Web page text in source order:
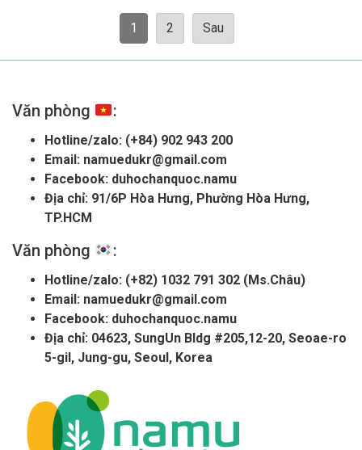
1 2 Sau
Văn phòng :
Hotline/zalo: (+84) 902 943 200
Email: namuedukr@gmail.com
Facebook: duhochanquoc.namu
Địa chỉ: 91/6P Hòa Hưng, Phường Hòa Hưng,
TP.HCM
Văn phòng :
Hotline/zalo: (+82) 1032 791 302 (Ms.Châu)
Email: namuedukr@gmail.com
Facebook: duhochanquoc.namu
Địa chỉ: 04623, SungUn Bldg #205,12-20, Seoae-ro
5-gil, Jung-gu, Seoul, Korea